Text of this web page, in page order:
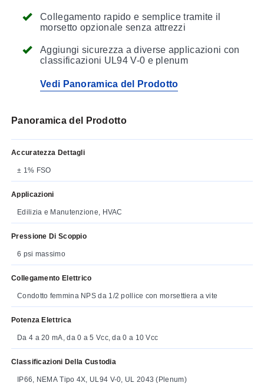
Collegamento rapido e semplice tramite il
morsetto opzionale senza attrezzi
Aggiungi sicurezza a diverse applicazioni con
classificazioni UL94 V-0 e plenum
Vedi Panoramica del Prodotto
Panoramica del Prodotto
Accuratezza Dettagli
± 1% FSO
Applicazioni
Edilizia e Manutenzione, HVAC
Pressione Di Scoppio
6 psi massimo
Collegamento Elettrico
Condotto femmina NPS da 1/2 pollice con morsettiera a vite
Potenza Elettrica
Da 4 a 20 mA, da 0 a 5 Vcc, da 0 a 10 Vcc
Classificazioni Della Custodia
IP66, NEMA Tipo 4X, UL94 V-0, UL 2043 (Plenum)